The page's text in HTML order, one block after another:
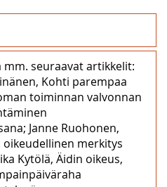
mm. seuraavat artikkelit:
Kohti parempaa
toiminnan valvonnan
Janne Ruohonen,
merkitys
Kytölä, Äidin oikeus,